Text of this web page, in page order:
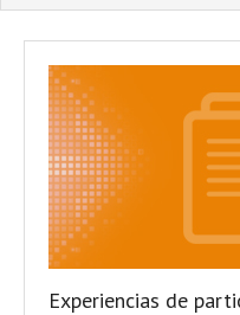
Contacto
Experiencias de